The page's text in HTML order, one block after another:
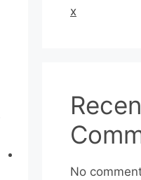
x
No